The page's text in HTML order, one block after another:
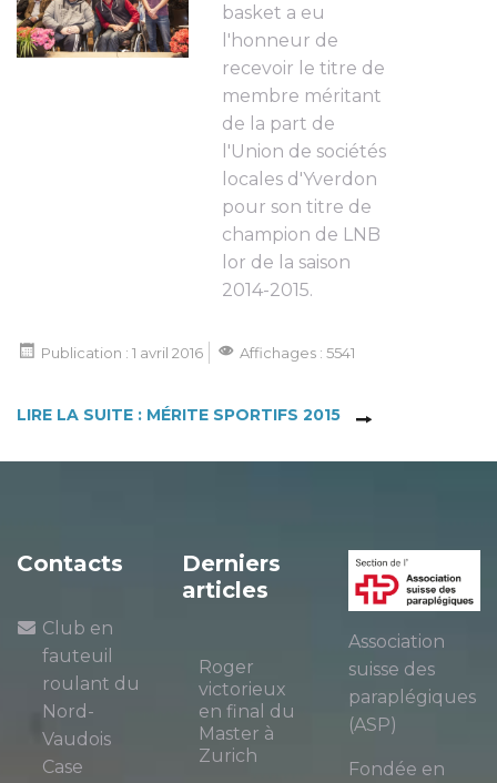
basket a eu
l'honneur de
recevoir le titre de
membre méritant
de la part de
l'Union de sociétés
locales d'Yverdon
pour son titre de
champion de LNB
lor de la saison
2014-2015.
Publication : 1 avril 2016 Affichages : 5541
LIRE LA SUITE : MÉRITE SPORTIFS 2015
Contacts
Club en
fauteuil
roulant du
Nord-
Vaudois
Case
Derniers
articles
Roger
victorieux
en final du
Master à
Zurich
Association
suisse des
paraplégiques
(ASP)
Fondée en